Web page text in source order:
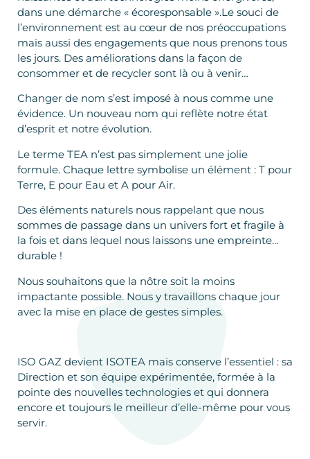
dans une démarche « écoresponsable ».Le souci de
l’environnement est au cœur de nos préoccupations
mais aussi des engagements que nous prenons tous
les jours. Des améliorations dans la façon de
consommer et de recycler sont là ou à venir…
Changer de nom s’est imposé à nous comme une
évidence. Un nouveau nom qui reflète notre état
d’esprit et notre évolution.
Le terme TEA n’est pas simplement une jolie
formule. Chaque lettre symbolise un élément : T pour
Terre, E pour Eau et A pour Air.
Des éléments naturels nous rappelant que nous
sommes de passage dans un univers fort et fragile à
la fois et dans lequel nous laissons une empreinte…
durable !
Nous souhaitons que la nôtre soit la moins
impactante possible. Nous y travaillons chaque jour
avec la mise en place de gestes simples.
ISO GAZ devient ISOTEA mais conserve l’essentiel : sa
Direction et son équipe expérimentée, formée à la
pointe des nouvelles technologies et qui donnera
encore et toujours le meilleur d’elle-même pour vous
servir.